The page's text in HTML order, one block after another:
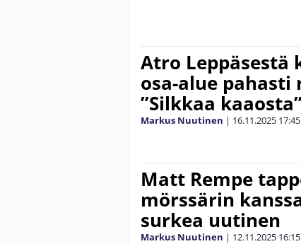
Atro Leppäsestä
osa-alue pahasti
”Silkkaa
Markus Nuutinen | 16.11.2025 17:45
Matt Rempe
mörssärin
surkea uutinen
Markus Nuutinen | 12.11.2025 16:15